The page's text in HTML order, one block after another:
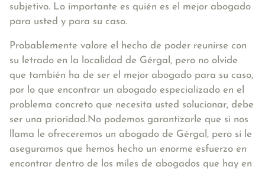
subjetivo. Lo importante es quién es el mejor abogado
para usted y para su caso.
Probablemente valore el hecho de poder reunirse con
su letrado en la localidad de Gérgal, pero no olvide
que también ha de ser el mejor abogado para su caso,
por lo que encontrar un abogado especializado en el
problema concreto que necesita usted solucionar, debe
ser una prioridad.No podemos garantizarle que si nos
llama le ofreceremos un abogado de Gérgal, pero si le
aseguramos que hemos hecho un enorme esfuerzo en
encontrar dentro de los miles de abogados que hay en